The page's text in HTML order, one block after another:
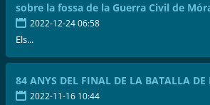
sobre la fossa de la Guerra Civil de
2022-12-24 06:58
Els...
84 ANYS DEL FINAL DE LA BATALLA DE
2022-11-16 10:44